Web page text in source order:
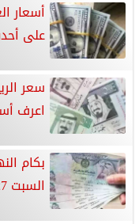
على
اعرف
بكام
السبت 27-6-2026 أمام الجنيه